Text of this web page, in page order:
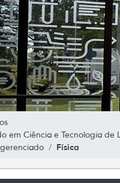
em Ciência e Tecnologia de
Física